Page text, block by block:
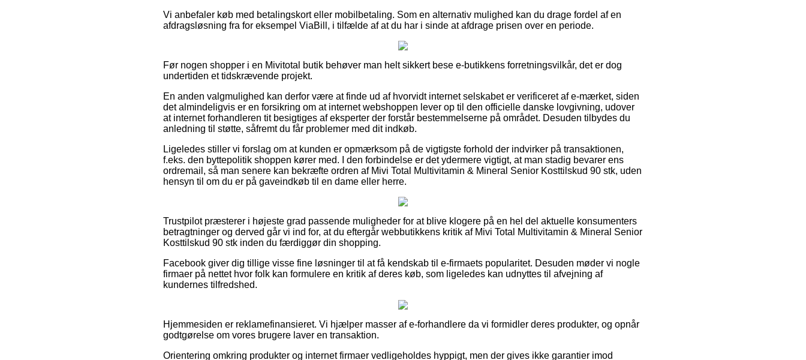
Vi anbefaler køb med betalingskort eller mobilbetaling. Som en alternativ mulighed kan du drage fordel af en
afdragsløsning fra for eksempel ViaBill, i tilfælde af at du har i sinde at afdrage prisen over en periode.
Før nogen shopper i en Mivitotal butik behøver man helt sikkert bese e-butikkens forretningsvilkår, det er dog
undertiden et tidskrævende projekt.
En anden valgmulighed kan derfor være at finde ud af hvorvidt internet selskabet er verificeret af e-mærket, siden
det almindeligvis er en forsikring om at internet webshoppen lever op til den officielle danske lovgivning, udover
at internet forhandleren tit besigtiges af eksperter der forstår bestemmelserne på området. Desuden tilbydes du
anledning til støtte, såfremt du får problemer med dit indkøb.
Ligeledes stiller vi forslag om at kunden er opmærksom på de vigtigste forhold der indvirker på transaktionen,
f.eks. den byttepolitik shoppen kører med. I den forbindelse er det ydermere vigtigt, at man stadig bevarer ens
ordremail, så man senere kan bekræfte ordren af Mivi Total Multivitamin & Mineral Senior Kosttilskud 90 stk, uden
hensyn til om du er på gaveindkøb til en dame eller herre.
Trustpilot præsterer i højeste grad passende muligheder for at blive klogere på en hel del aktuelle konsumenters
betragtninger og derved går vi ind for, at du eftergår webbutikkens kritik af Mivi Total Multivitamin & Mineral Senior
Kosttilskud 90 stk inden du færdiggør din shopping.
Facebook giver dig tillige visse fine løsninger til at få kendskab til e-firmaets popularitet. Desuden møder vi nogle
firmaer på nettet hvor folk kan formulere en kritik af deres køb, som ligeledes kan udnyttes til afvejning af
kundernes tilfredshed.
Hjemmesiden er reklamefinansieret. Vi hjælper masser af e-forhandlere da vi formidler deres produkter, og opnår
godtgørelse om vores brugere laver en transaktion.
Orientering omkring produkter og internet firmaer vedligeholdes hyppigt, men der gives ikke garantier imod